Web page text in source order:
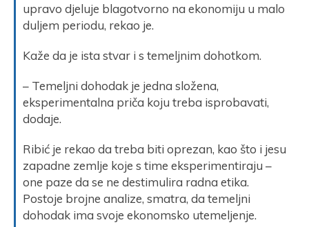
upravo djeluje blagotvorno na ekonomiju u malo
duljem periodu, rekao je.
Kaže da je ista stvar i s temeljnim dohotkom.
– Temeljni dohodak je jedna složena,
eksperimentalna priča koju treba isprobavati,
dodaje.
Ribić je rekao da treba biti oprezan, kao što i jesu
zapadne zemlje koje s time eksperimentiraju –
one paze da se ne destimulira radna etika.
Postoje brojne analize, smatra, da temeljni
dohodak ima svoje ekonomsko utemeljenje.